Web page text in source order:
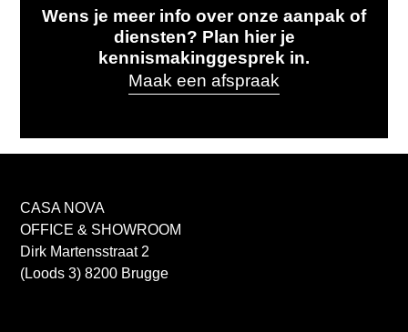
Wens je meer info over onze aanpak of
diensten? Plan hier je
kennismakinggesprek in.
Maak een afspraak
CASA NOVA
OFFICE & SHOWROOM
Dirk Martensstraat 2
(Loods 3) 8200 Brugge